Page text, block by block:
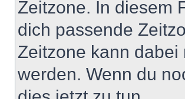
Zeitzone. In diesem
dich passende
Zeitzone kann
werden. Wenn du